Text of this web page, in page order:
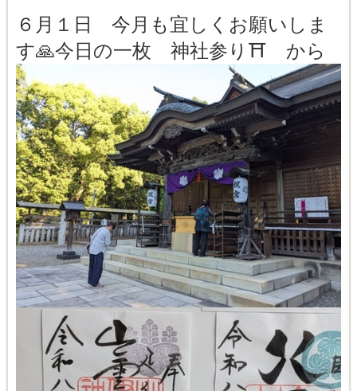
６月１日 今月も宜しくお願いしま
す🙏今日の一枚 神社参り⛩️ から